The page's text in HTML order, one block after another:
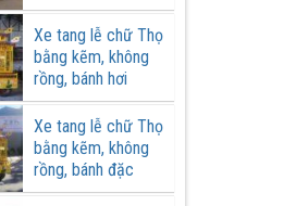
Xe tang lễ chữ Thọ
bằng kẽm, không
rồng, bánh hơi
Xe tang lễ chữ Thọ
bằng kẽm, không
rồng, bánh đặc